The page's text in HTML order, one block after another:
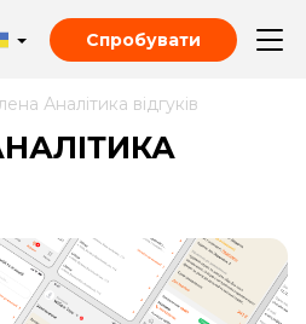
Спробувати
Аналітика відгуків